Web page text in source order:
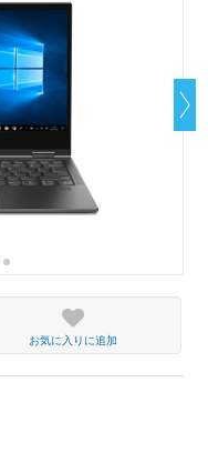
お気に入りに追加